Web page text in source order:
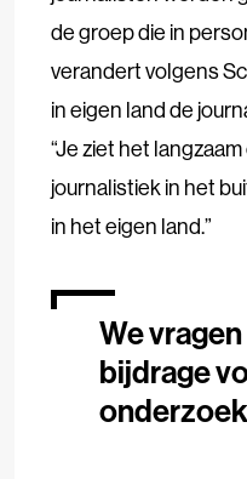
de groep die in
verandert volgens
in eigen land de
“Je ziet het
journalistiek in het
in het eigen land.”
We
bijdrage